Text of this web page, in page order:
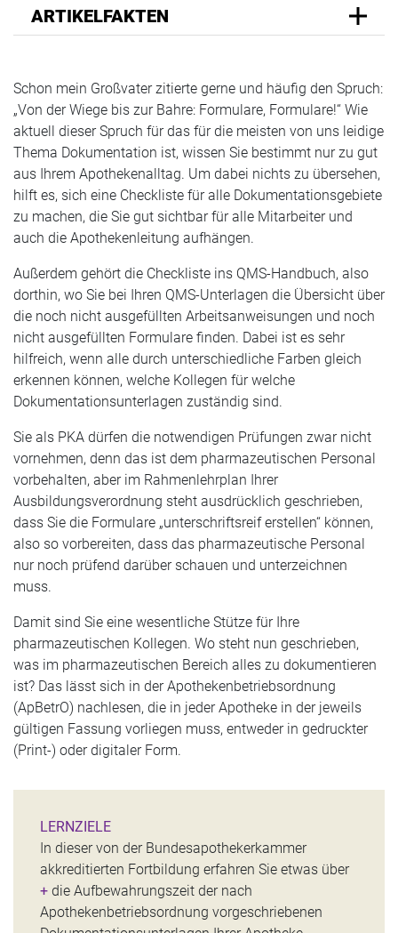
ARTIKELFAKTEN
Schon mein Großvater zitierte gerne und häufig den Spruch:
„Von der Wiege bis zur Bahre: Formulare, Formulare!“ Wie
aktuell dieser Spruch für das für die meisten von uns leidige
Thema Dokumentation ist, wissen Sie bestimmt nur zu gut
aus Ihrem Apothekenalltag. Um dabei nichts zu übersehen,
hilft es, sich eine Checkliste für alle Dokumentationsgebiete
zu machen, die Sie gut sichtbar für alle Mitarbeiter und
auch die Apothekenleitung aufhängen.
Außerdem gehört die Checkliste ins QMS-Handbuch, also
dorthin, wo Sie bei Ihren QMS-Unterlagen die Übersicht über
die noch nicht ausgefüllten Arbeitsanweisungen und noch
nicht ausgefüllten Formulare finden. Dabei ist es sehr
hilfreich, wenn alle durch unterschiedliche Farben gleich
erkennen können, welche Kollegen für welche
Dokumentationsunterlagen zuständig sind.
Sie als PKA dürfen die notwendigen Prüfungen zwar nicht
vornehmen, denn das ist dem pharmazeutischen Personal
vorbehalten, aber im Rahmenlehrplan Ihrer
Ausbildungsverordnung steht ausdrücklich geschrieben,
dass Sie die Formulare „unterschriftsreif erstellen“ können,
also so vorbereiten, dass das pharmazeutische Personal
nur noch prüfend darüber schauen und unterzeichnen
muss.
Damit sind Sie eine wesentliche Stütze für Ihre
pharmazeutischen Kollegen. Wo steht nun geschrieben,
was im pharmazeutischen Bereich alles zu dokumentieren
ist? Das lässt sich in der Apothekenbetriebsordnung
(ApBetrO) nachlesen, die in jeder Apotheke in der jeweils
gültigen Fassung vorliegen muss, entweder in gedruckter
(Print-) oder digitaler Form.
LERNZIELE
In dieser von der Bundesapothekerkammer
akkreditier­ten Fortbildung erfahren Sie etwas über
+ die Aufbewahrungszeit der nach
Apothekenbetriebs­ordnung vorgeschriebenen